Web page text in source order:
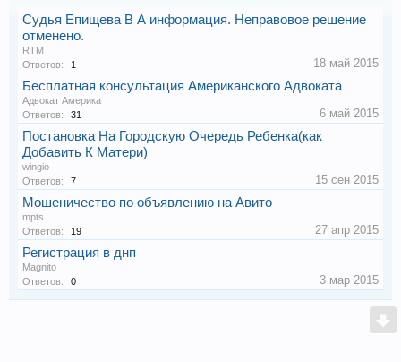
Судья Епищева В А информация. Неправовое решение
отменено.
RTM
Ответов:
1 18 май 2015
Бесплатная консультация Американского Адвоката
Адвокат Америка
Ответов:
31 6 май 2015
Постановка На Городскую Очередь Ребенка(как
Добавить К Матери)
wingio
Ответов:
7 15 сен 2015
Мошеничество по объявлению на Авито
mpts
Ответов:
19 27 апр 2015
Регистрация в днп
Magnito
Ответов:
0 3 мар 2015